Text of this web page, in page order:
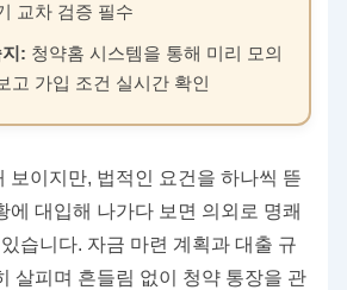
교차 검증 필수
: 청약홈 시스템을 통해 미리 모의
고 가입 조건 실시간 확인
보이지만, 법적인 요건을 하나씩 뜯
에 대입해 나가다 보면 의외로 명쾌
습니다. 자금 마련 계획과 대출 규
살피며 흔들림 없이 청약 통장을 관